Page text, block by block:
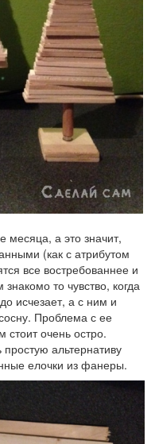
месяца, а это значит,
(как с атрибутом
все востребованнее и
то чувство, когда
исчезает, а с ним и
Проблема с ее
очень остро.
альтернативу
елочки из фанеры.